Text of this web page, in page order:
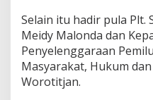
s
S
e
r
t
Selain itu hadir pula Plt.
Meidy Malonda dan
Penyelenggaraan
Masyarakat, Hukum
Worotitjan.